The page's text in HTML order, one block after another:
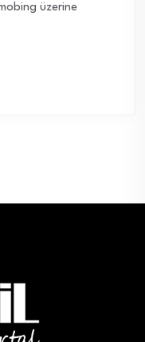
üzerine